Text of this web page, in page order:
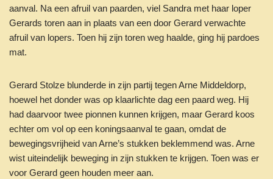
aanval. Na een afruil van paarden, viel Sandra met haar loper
Gerards toren aan in plaats van een door Gerard verwachte
afruil van lopers. Toen hij zijn toren weg haalde, ging hij pardoes
mat.
Gerard Stolze blunderde in zijn partij tegen Arne Middeldorp,
hoewel het donder was op klaarlichte dag een paard weg. Hij
had daarvoor twee pionnen kunnen krijgen, maar Gerard koos
echter om vol op een koningsaanval te gaan, omdat de
bewegingsvrijheid van Arne’s stukken beklemmend was. Arne
wist uiteindelijk beweging in zijn stukken te krijgen. Toen was er
voor Gerard geen houden meer aan.